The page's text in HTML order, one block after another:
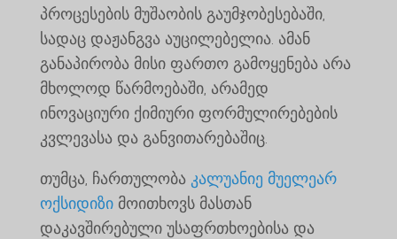
პროცესების მუშაობის გაუმჯობესებაში,
სადაც დაჟანგვა აუცილებელია. ამან
განაპირობა მისი ფართო გამოყენება არა
მხოლოდ წარმოებაში, არამედ
ინოვაციური ქიმიური ფორმულირებების
კვლევასა და განვითარებაშიც.
თუმცა, ჩართულობა კალუანიე მუელეარ
ოქსიდიზიმოითხოვს მასთან
დაკავშირებული უსაფრთხოებისა და